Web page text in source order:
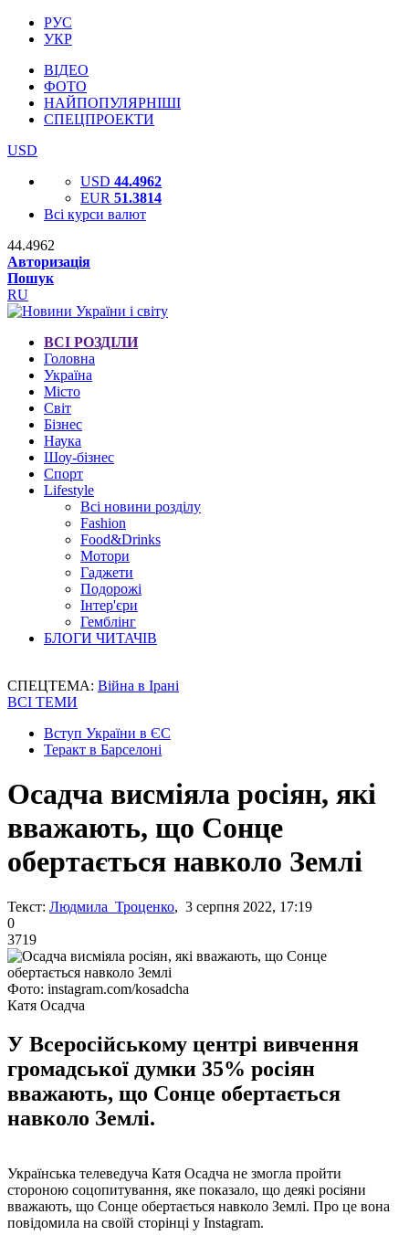
РУС
УКР
ВІДЕО
ФОТО
НАЙПОПУЛЯРНІШІ
СПЕЦПРОЕКТИ
USD
USD 44.4962
EUR 51.3814
Всі курси валют
44.4962
Авторизація
Пошук
RU
ВСІ РОЗДІЛИ
Головна
Україна
Місто
Світ
Бізнес
Наука
Шоу-бізнес
Спорт
Lifestyle
Всі новини розділу
Fashion
Food&Drinks
Мотори
Гаджети
Подорожі
Інтер'єри
Гемблінг
БЛОГИ ЧИТАЧІВ
СПЕЦТЕМА: Війна в Ірані
ВСІ ТЕМИ
Вступ України в ЄС
Теракт в Барселоні
Осадча висміяла росіян, які
вважають, що Сонце
обертається навколо Землі
Текст: Людмила Троценко, 3 серпня 2022, 17:19
0
3719
Фото: instagram.com/kosadcha
Катя Осадча
У Всеросійському центрі вивчення
громадської думки 35% росіян
вважають, що Сонце обертається
навколо Землі.
Українська телеведуча Катя Осадча не змогла пройти
стороною соцопитування, яке показало, що деякі росіяни
вважають, що Сонце обертається навколо Землі. Про це вона
повідомила на своїй сторінці у Instagram.